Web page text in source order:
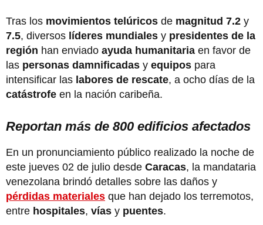
Tras los movimientos telúricos de magnitud 7.2 y
7.5, diversos líderes mundiales y presidentes de la
región han enviado ayuda humanitaria en favor de
las personas damnificadas y equipos para
intensificar las labores de rescate, a ocho días de la
catástrofe en la nación caribeña.
Reportan más de 800 edificios afectados
En un pronunciamiento público realizado la noche de
este jueves 02 de julio desde Caracas, la mandataria
venezolana brindó detalles sobre las daños y
pérdidas materiales que han dejado los terremotos,
entre hospitales, vías y puentes.